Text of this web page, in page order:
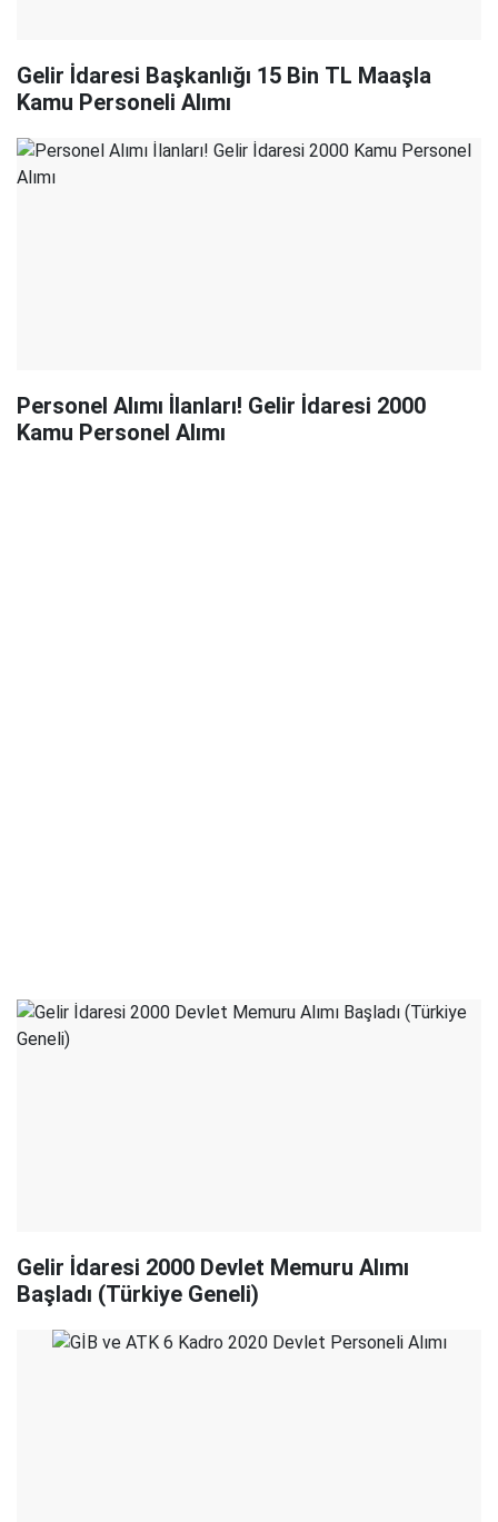
Gelir İdaresi Başkanlığı 15 Bin TL Maaşla
Kamu Personeli Alımı
Personel Alımı İlanları! Gelir İdaresi 2000
Kamu Personel Alımı
Gelir İdaresi 2000 Devlet Memuru Alımı
Başladı (Türkiye Geneli)